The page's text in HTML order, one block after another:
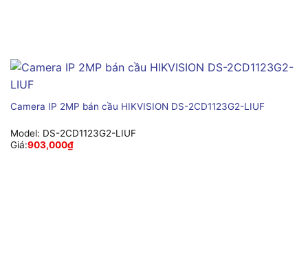
Camera IP 2MP bán cầu HIKVISION DS-2CD1123G2-LIUF
Model: DS-2CD1123G2-LIUF
Giá:903,000₫